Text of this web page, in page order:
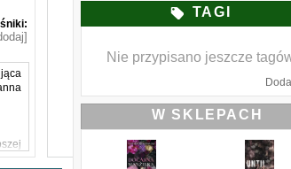
TAGI
Nie przypisano jeszcze
W SKLEPACH